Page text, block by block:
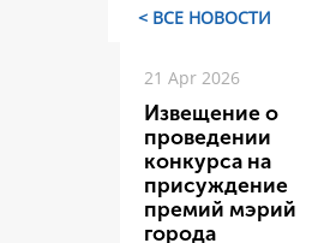
< ВСЕ НОВОСТИ
21 Apr 2026
Извещение о
проведении
конкурса на
присуждение
премий мэрий
города